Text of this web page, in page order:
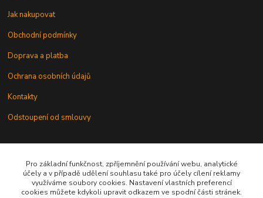
Jak nakupovat
Obchodní podmínky
Doprava a platba
Ochrana osobních údajů
Kontakty
Odstoupení od smlouvy
Pro základní funkčnost, zpříjemnění používání webu, analytické
účely a v případě udělení souhlasu také pro účely cílení reklamy
využíváme soubory cookies. Nastavení vlastních preferencí
cookies můžete kdykoli upravit odkazem ve spodní části stránek.